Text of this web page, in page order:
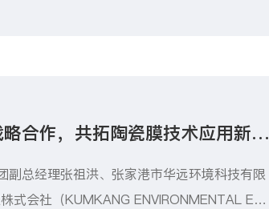
合作，共拓陶瓷膜技术应用新篇
总经理张祖洪、张家港市华远环境科技有限
式会社（KUMKANG ENVIRONMENTAL EN